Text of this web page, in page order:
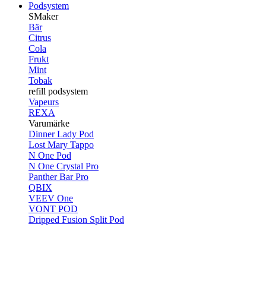
Podsystem
SMaker
Bär
Citrus
Cola
Frukt
Mint
Tobak
refill podsystem
Vapeurs
REXA
Varumärke
Dinner Lady Pod
Lost Mary Tappo
N One Pod
N One Crystal Pro
Panther Bar Pro
QBIX
VEEV One
VONT POD
Dripped Fusion Split Pod